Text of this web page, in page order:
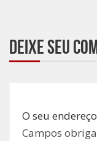
Deixe seu
O seu
Campos